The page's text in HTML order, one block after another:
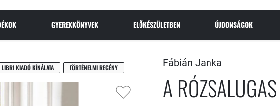
GYEREKKÖNYVEK ELŐKÉSZÜLETBEN ÚJDONSÁGOK
LIBRI KIADÓ KÍNÁLATA TÖRTÉNELMI REGÉNY Fábián Janka
A RÓZSALUGAS